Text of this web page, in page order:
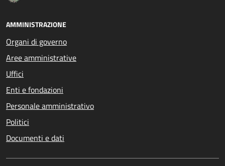
AMMINISTRAZIONE
Organi di governo
Aree amministrative
Uffici
Enti e fondazioni
Personale amministrativo
Politici
Documenti e dati